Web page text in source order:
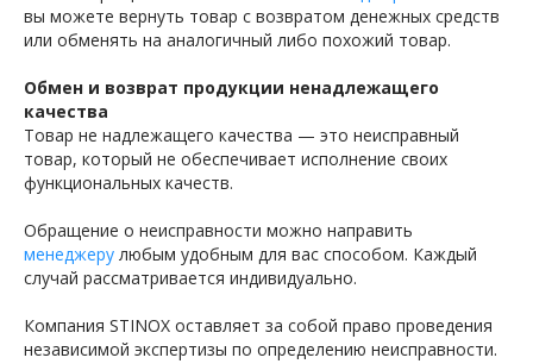
вы можете вернуть товар с возвратом денежных средств
или обменять на аналогичный либо похожий товар.
Обмен и возврат продукции ненадлежащего
качества
Товар не надлежащего качества — это неисправный
товар, который не обеспечивает исполнение своих
функциональных качеств.
Обращение о неисправности можно направить
менеджеру любым удобным для вас способом. Каждый
случай рассматривается индивидуально.
Компания STINOX оставляет за собой право проведения
независимой экспертизы по определению неисправности.